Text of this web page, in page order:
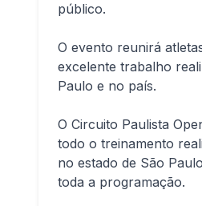
público.
O evento reunirá
excelente trabalho
Paulo e no país.
O Circuito Paulista
todo o treinamento
no estado de São
toda a programação.